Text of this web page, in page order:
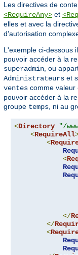
Les directives de
<RequireAny> et
elles et avec la
d'autorisation
L'exemple ci-dessous
pouvoir accéder à la
superadmin, ou
Administrateurs et
ventes comme valeur
pouvoir accéder à la
groupe temps, ni au
<Directory "/
<RequireAll
<
<
</
</
<